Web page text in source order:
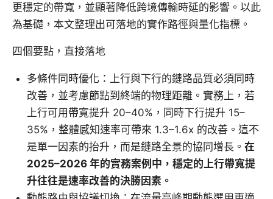
更穩定的帶寬，並顯著降低跨境傳輸時延的影響。以此
為基礎，本文整理出可落地的實作路徑與量化指標。
四個要點，直接落地
多條件同時優化：上行與下行的鏈路品質必須同時
改善，並考慮節點到終端的物理距離。實務上，若
上行可用帶寬提升 20–40%，同時下行提升 15–
35%，整體感知速率可帶來 1.3–1.6x 的改善。這不
是單一因素的抬升，而是鏈路全景的協同增長。 在
2025–2026 年的實務案例中，穩定的上行帶寬提
升往往是速率改善的決勝因素。